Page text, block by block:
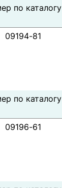
по каталогу
09194-81
по каталогу
09196-61